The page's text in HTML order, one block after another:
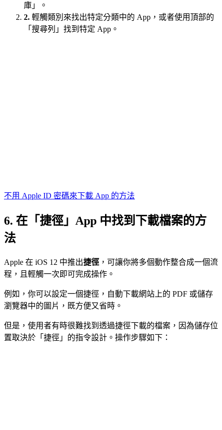
庫」。
2. 輕觸類別來找出特定分類中的 App，或者使用頂部的
「搜尋列」找到特定 App。
不用 Apple ID 密碼來下載 App 的方法
6. 在「捷徑」App 中找到下載檔案的方
法
Apple 在 iOS 12 中推出捷徑 ，可讓你將多個動作整合成一個流
程，且輕觸一次即可完成操作。
例如，你可以設定一個捷徑，自動下載網站上的 PDF 或儲存
瀏覽器中的圖片，既方便又省時。
但是，使用者有時很難找到透過捷徑下載的檔案，因為儲存位
置取決於「捷徑」的指令設計。操作步驟如下：